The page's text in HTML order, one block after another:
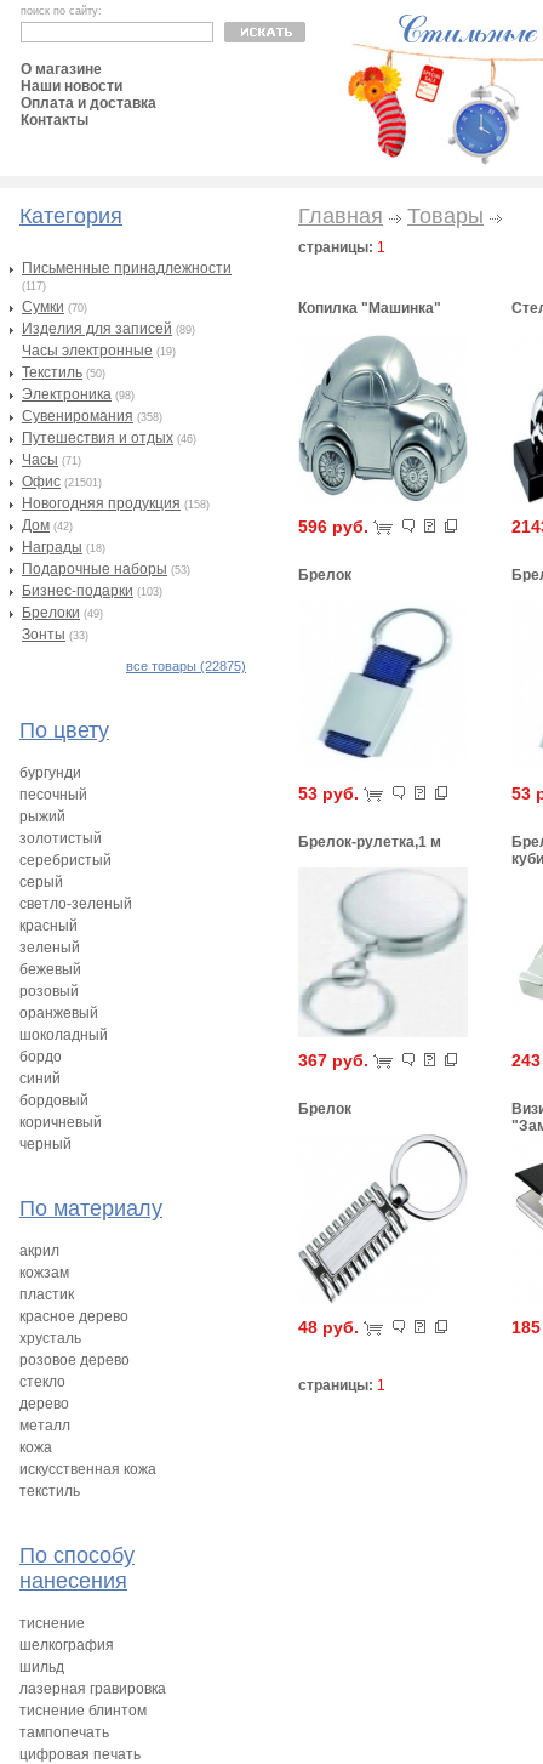
О магазине
Наши новости
Оплата и доставка
Контакты
поиск по сайту:
Категория
Письменные принадлежности
(117)
Сумки (70)
Изделия для записей (89)
Часы электронные (19)
Текстиль (50)
Электроника (98)
Сувениромания (358)
Путешествия и отдых (46)
Часы (71)
Офис (21501)
Новогодняя продукция (158)
Дом (42)
Награды (18)
Подарочные наборы (53)
Бизнес-подарки (103)
Брелоки (49)
Зонты (33)
все товары (22875)
По цвету
бургунди
песочный
рыжий
золотистый
серебристый
серый
светло-зеленый
красный
зеленый
бежевый
розовый
оранжевый
шоколадный
бордо
синий
бордовый
коричневый
черный
По материалу
акрил
кожзам
пластик
красное дерево
хрусталь
розовое дерево
стекло
дерево
металл
кожа
искусственная кожа
текстиль
По способу
нанесения
тиснение
шелкография
шильд
лазерная гравировка
тиснение блинтом
тампопечать
цифровая печать
Главная Товары
страницы: 1
Копилка "Машинка"
596 руб.
Брелок
53 руб. 53
Брелок-рулетка,1 м
367 руб.
Брелок
48 руб.
страницы: 1